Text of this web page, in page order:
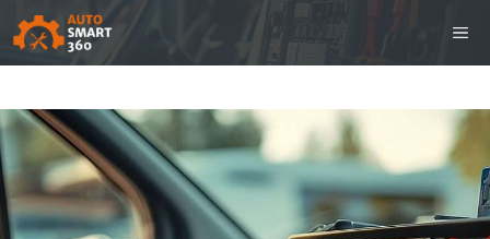
Aller
au
contenu